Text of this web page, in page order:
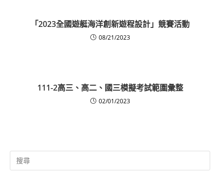
「2023全國遊艇海洋創新遊程設計」競賽活動
08/21/2023
111-2高三、高二、國三模擬考試範圍彙整
02/01/2023
Search
for: